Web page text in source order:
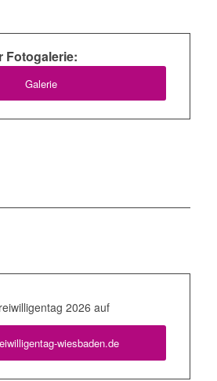
Fotogalerie:
Galerie
2026 auf
wiesbaden.de